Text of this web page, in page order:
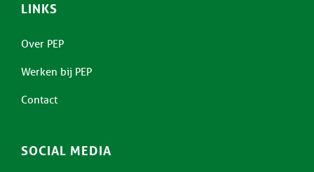
LINKS
Over PEP
Werken bij PEP
Contact
SOCIAL MEDIA